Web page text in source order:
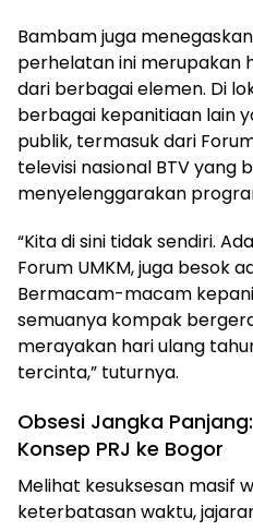
Bambam juga
perhelatan ini merupakan
dari berbagai elemen. Di
berbagai kepanitiaan lain
publik, termasuk dari
televisi nasional BTV yang
menyelenggarakan
“Kita di sini tidak sendiri.
Forum UMKM, juga besok
Bermacam-macam
semuanya kompak
merayakan hari ulang
tercinta,” tuturnya.
Obsesi Jangka
Konsep PRJ ke Bogor
Melihat kesuksesan masif
keterbatasan waktu,